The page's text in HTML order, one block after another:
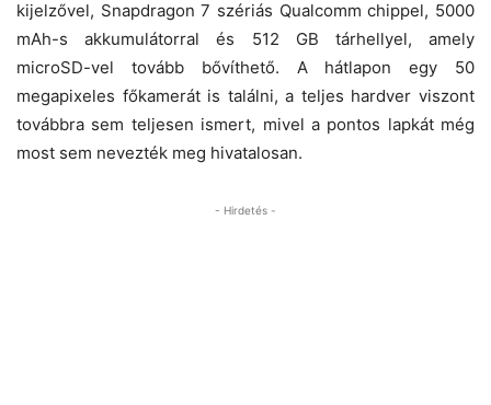
kijelzővel, Snapdragon 7 szériás Qualcomm chippel, 5000
mAh-s akkumulátorral és 512 GB tárhellyel, amely
microSD-vel tovább bővíthető. A hátlapon egy 50
megapixeles főkamerát is találni, a teljes hardver viszont
továbbra sem teljesen ismert, mivel a pontos lapkát még
most sem nevezték meg hivatalosan.
- Hirdetés -